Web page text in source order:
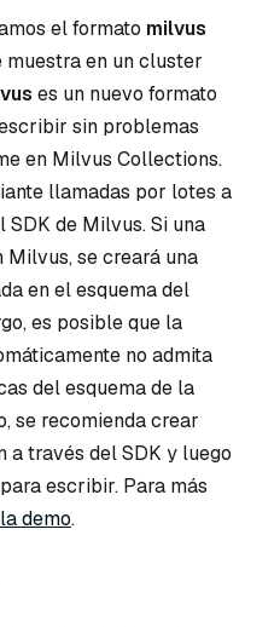
el formato milvus
en un cluster
es un nuevo formato
sin problemas
en Milvus Collections.
llamadas por lotes a
SDK de Milvus. Si una
se creará una
en el esquema del
es posible que la
no admita
del esquema de la
se recomienda crear
a través del SDK y luego
escribir. Para más
la demo.